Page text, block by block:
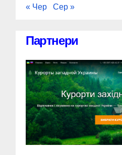
« Чер Сер »
Партнери